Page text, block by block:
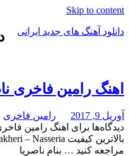
Skip to content
دانلود آهنگ های جدید ایرانی
آلبوم
موزیک
اهنگ رامین فاخری
آوریل 9, 2017
رامین فاخری
دیدگاه‌ها برای اهنگ رامین
مراجعه کنید … بنام ناصریا